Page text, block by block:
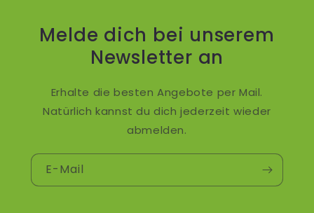
Melde dich bei unserem
Newsletter an
Erhalte die besten Angebote per Mail.
Natürlich kannst du dich jederzeit wieder
abmelden.
E-Mail